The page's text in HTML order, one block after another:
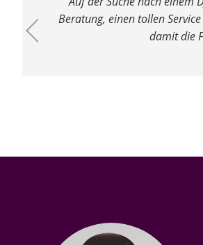
Beratung, einen tollen
damit die